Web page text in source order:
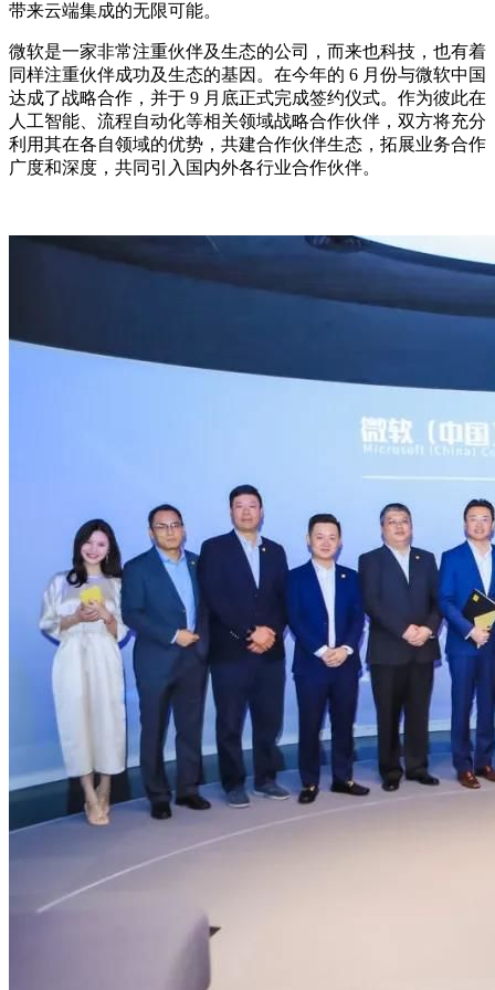
带来云端集成的无限可能。
微软是一家非常注重伙伴及生态的公司，而来也科技，也有着
同样注重伙伴成功及生态的基因。在今年的 6 月份与微软中国
达成了战略合作，并于 9 月底正式完成签约仪式。作为彼此在
人工智能、流程自动化等相关领域战略合作伙伴，双方将充分
利用其在各自领域的优势，共建合作伙伴生态，拓展业务合作
广度和深度，共同引入国内外各行业合作伙伴。